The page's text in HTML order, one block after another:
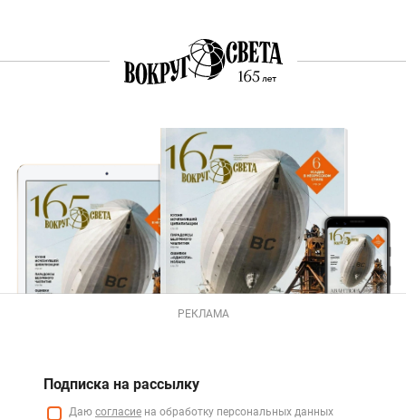
РЕКЛАМА
Подписка на рассылку
Даю согласие на обработку персональных данных